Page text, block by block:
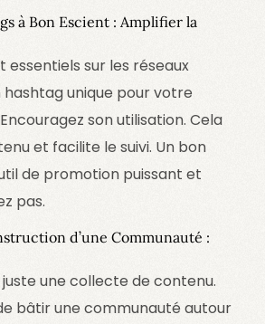
à Bon Escient : Amplifier la
essentiels sur les réseaux
hashtag unique pour votre
son utilisation. Cela
et facilite le suivi. Un bon
de promotion puissant et
pas.
d’une Communauté :
juste une collecte de contenu.
bâtir une communauté autour